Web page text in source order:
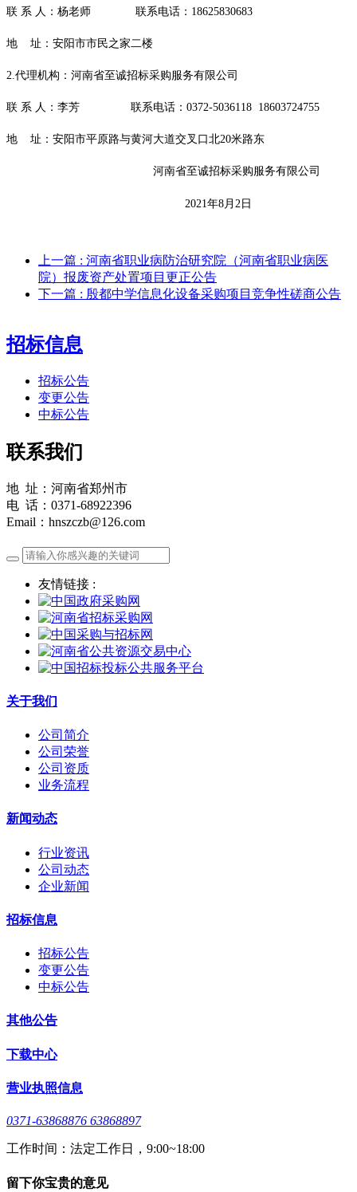
联 系 人：杨老师 联系电话： 18625830683
地 址：安阳市市民之家二楼
2.代理机构：河南省至诚招标采购服务有限公司
联 系 人：李芳 联系电话： 0372-5036118 18603724755
地 址：安阳市平原路与黄河大道交叉口北20米路东
河南省至诚招标采购服务有限公司
2021年8月 2 日
上一篇 : 河南省职业病防治研究院（河南省职业病医
院）报废资产处置项目更正公告
下一篇 : 殷都中学信息化设备采购项目竞争性磋商公告
招标信息
招标公告
变更公告
中标公告
联系我们
地 址：河南省郑州市
电 话：0371-68922396
Email：hnszczb@126.com
友情链接 :
关于我们
公司简介
公司荣誉
公司资质
业务流程
新闻动态
行业资讯
公司动态
企业新闻
招标信息
招标公告
变更公告
中标公告
其他公告
下载中心
营业执照信息
0371-63868876 63868897
工作时间：法定工作日，9:00~18:00
留下你宝贵的意见